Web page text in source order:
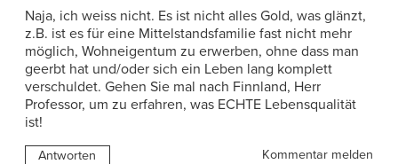
Naja, ich weiss nicht. Es ist nicht alles Gold, was glänzt,
z.B. ist es für eine Mittelstandsfamilie fast nicht mehr
möglich, Wohneigentum zu erwerben, ohne dass man
geerbt hat und/oder sich ein Leben lang komplett
verschuldet. Gehen Sie mal nach Finnland, Herr
Professor, um zu erfahren, was ECHTE Lebensqualität
ist!
Antworten Kommentar melden